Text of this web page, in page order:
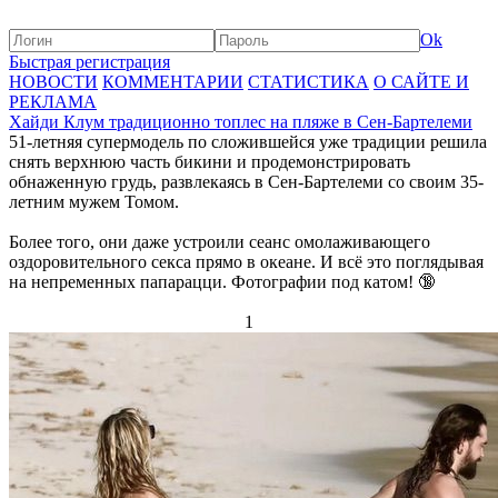
Ok
Быстрая регистрация
НОВОСТИ КОММЕНТАРИИ СТАТИСТИКА О САЙТЕ И
РЕКЛАМА
Хайди Клум традиционно топлес на пляже в Сен-Бартелеми
51-летняя супермодель по сложившейся уже традиции решила
снять верхнюю часть бикини и продемонстрировать
обнаженную грудь, развлекаясь в Сен-Бартелеми со своим 35-
летним мужем Томом.
Более того, они даже устроили сеанс омолаживающего
оздоровительного секса прямо в океане. И всё это поглядывая
на непременных папарацци. Фотографии под катом! 🔞
1